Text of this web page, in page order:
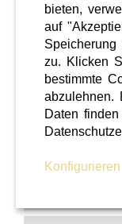
bieten,
auf
zu. Klicken
bestimmte
abzulehnen.
Daten
Konfigurieren